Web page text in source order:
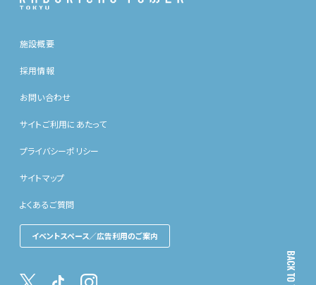
施設概要
採用情報
お問い合わせ
サイトご利用にあたって
プライバシーポリシー
サイトマップ
よくあるご質問
イベントスペース／広告利用のご案内